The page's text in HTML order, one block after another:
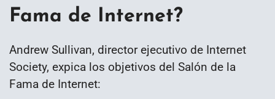
Fama de Internet?
Andrew Sullivan, director ejecutivo de Internet
Society, expica los objetivos del Salón de la
Fama de Internet: